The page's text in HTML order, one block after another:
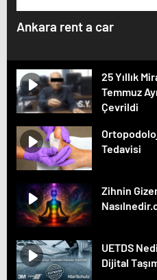
Ankara rent a car
25 Yıllık
Temmuz
Çevrildi
Tedavisi
Zihnin
UETDS
Dijital